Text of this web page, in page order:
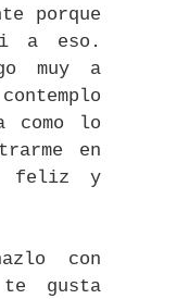
porque
a eso.
muy a
como lo
en
feliz y
con
gusta